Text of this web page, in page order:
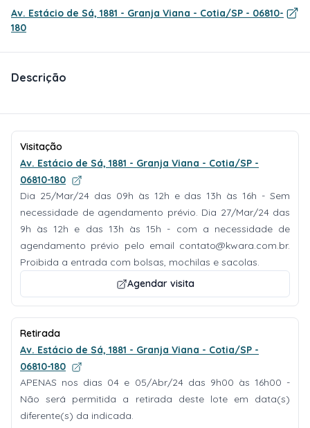
Av. Estácio de Sá, 1881 - Granja Viana - Cotia/SP - 06810-
180
Descrição
Visitação
Av. Estácio de Sá, 1881 - Granja Viana - Cotia/SP -
06810-180
Dia 25/Mar/24 das 09h às 12h e das 13h às 16h - Sem
necessidade de agendamento prévio. Dia 27/Mar/24 das
9h às 12h e das 13h às 15h - com a necessidade de
agendamento prévio pelo email contato@kwara.com.br.
Proibida a entrada com bolsas, mochilas e sacolas.
Agendar visita
Retirada
Av. Estácio de Sá, 1881 - Granja Viana - Cotia/SP -
06810-180
APENAS nos dias 04 e 05/Abr/24 das 9h00 às 16h00 -
Não será permitida a retirada deste lote em data(s)
diferente(s) da indicada.